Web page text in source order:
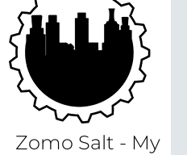
Zomo Salt - My